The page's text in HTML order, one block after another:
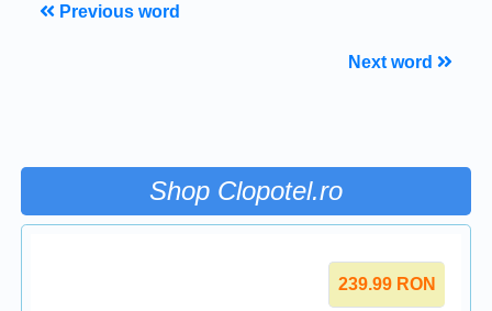
Previous word
Next word
Shop Clopotel.ro
239.99 RON